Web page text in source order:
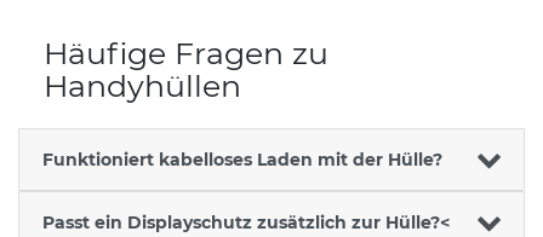
Häufige Fragen zu
Handyhüllen
Funktioniert kabelloses Laden mit der Hülle?
Passt ein Displayschutz zusätzlich zur Hülle?<